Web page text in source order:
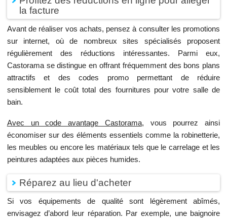
la facture
Avant de réaliser vos achats, pensez à consulter les promotions
sur internet, où de nombreux sites spécialisés proposent
régulièrement des réductions intéressantes. Parmi eux,
Castorama se distingue en offrant fréquemment des bons plans
attractifs et des codes promo permettant de réduire
sensiblement le coût total des fournitures pour votre salle de
bain.
Avec un code avantage Castorama, vous pourrez ainsi
économiser sur des éléments essentiels comme la robinetterie,
les meubles ou encore les matériaux tels que le carrelage et les
peintures adaptées aux pièces humides.
Réparez au lieu d'acheter
Si vos équipements de qualité sont légèrement abîmés,
envisagez d’abord leur réparation. Par exemple, une baignoire